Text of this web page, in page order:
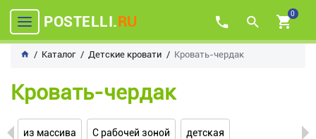
POSTELLI.RU 0
Каталог Детские кровати Кровать-чердак
Кровать-чердак
из массива С рабочей зоной детская